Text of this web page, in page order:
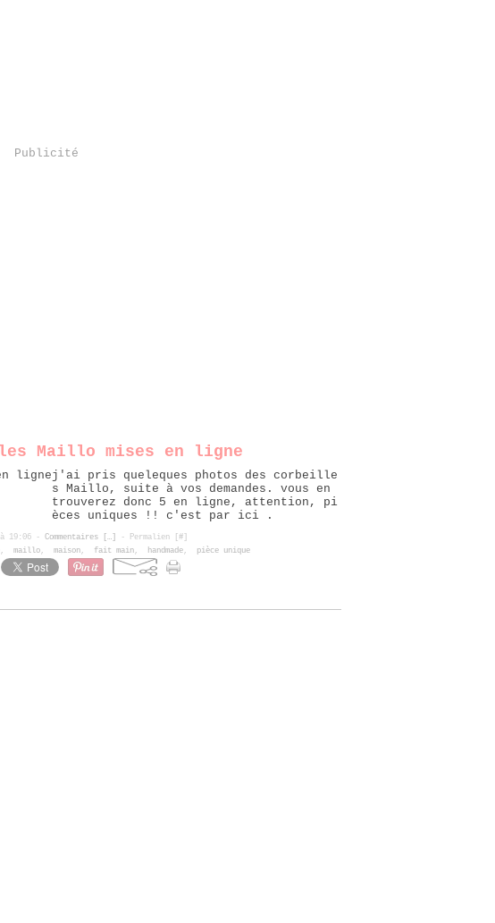
Publicité
Maillo mises en ligne
j'ai pris queleques photos des corbeille
s Maillo, suite à vos demandes. vous en
trouverez donc 5 en ligne, attention, pi
èces uniques !! c'est par ici .
19:06 - Commentaires [ …] - Permalien [ #]
, maillo, maison, fait main, handmade, pièce unique